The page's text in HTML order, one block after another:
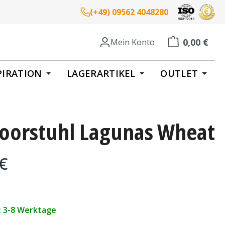
(+49) 09562 4048280
Mein Konto 0,00 €
Warenkorb
LAGERARTIKEL OUTLET
Lagunas Wheat
8 Werktage